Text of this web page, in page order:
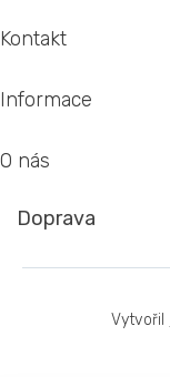
á
t
Kontakt
Informace
O nás
Doprava